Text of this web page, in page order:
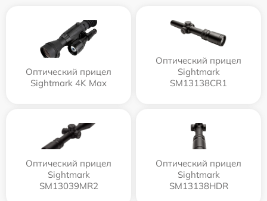
Оптический прицел
Sightmark 4K Max
Оптический прицел
Sightmark
SM13138CR1
Оптический прицел
Sightmark
SM13039MR2
Оптический прицел
Sightmark
SM13138HDR